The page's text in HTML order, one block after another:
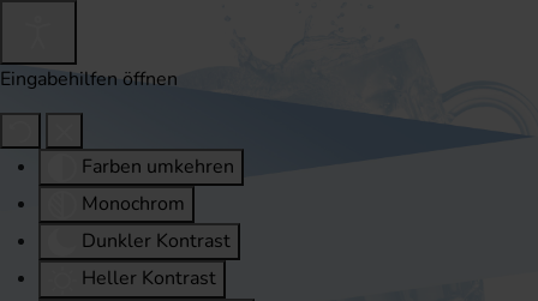
Eingabehilfen öffnen
Farben umkehren
Monochrom
Dunkler Kontrast
Heller Kontrast